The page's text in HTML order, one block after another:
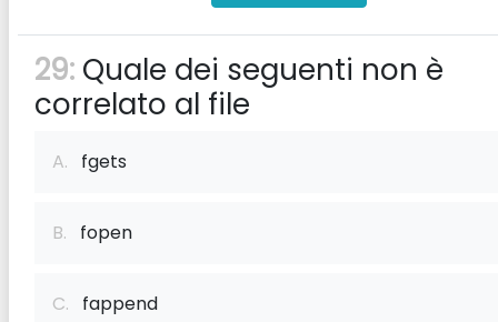
29: Quale dei seguenti non è
correlato al file
A. fgets
B. fopen
C. fappend